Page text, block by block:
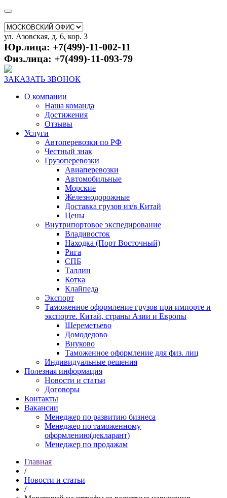
ул. Азовская, д. 6, кор. 3
Юр.лица: +7(499)-11-002-11
Физ.лица: +7(499)-11-093-79
ЗАКАЗАТЬ ЗВОНОК
О компании
Наша команда
Достижения
Отзывы
Услуги
Автоперевозки по РФ
Честный знак
Грузоперевозки
Авиаперевозки
Автомобильные
Морские
Железнодорожные
Доставка грузов из/в Китай
Цены
Внутрипортовое экспедирование
Владивосток
Находка (Порт Восточный)
Рига
СПБ
Таллин
Котка
Клайпеда
Экспорт
Таможенное оформление грузов при импорте и
экспорте. Китай, страны Азии и Европы
Шереметьево
Домодедово
Внуково
Таможенное оформление для физ. лиц
Индивидуальные решения
Полезная информация
Новости и статьи
Договоры
Контакты
Вакансии
Менеджер по развитию бизнеса
Менеджер по таможенному
оформлению(декларант)
Менеджер по продажам
Главная
/
Новости и статьи
/